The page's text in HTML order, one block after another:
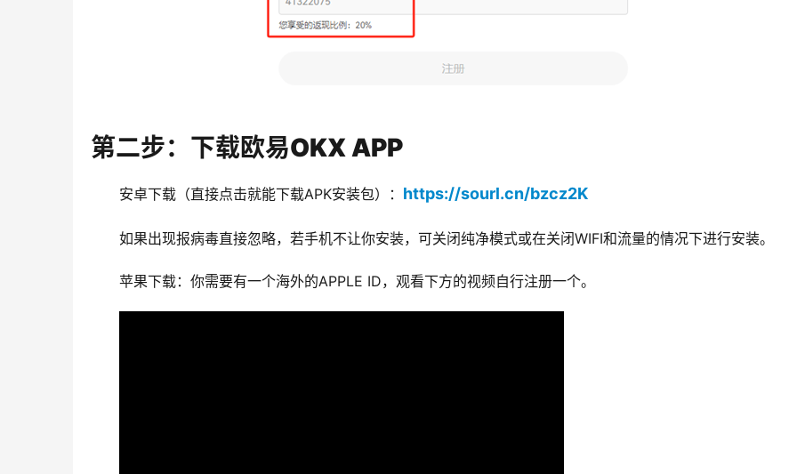
第二步：下载欧易OKX APP
安卓下载（直接点击就能下载APK安装包）： https://sourl.cn/bzcz2K
如果出现报病毒直接忽略，若手机不让你安装，可关闭纯净模式或在关闭WIFI和流量的情况下进行安装。
苹果下载：你需要有一个海外的APPLE ID，观看下方的视频自行注册一个。